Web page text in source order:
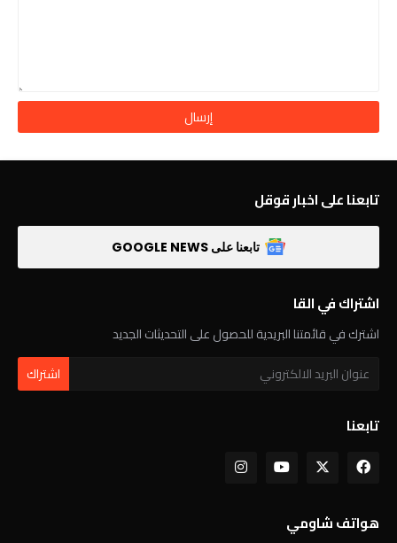
تابعنا على اخبار قوقل
تابعنا على GOOGLE NEWS
اشتراك في القا
اشترك في قائمتنا البريدية للحصول على التحديثات الجديد
تابعنا
هواتف شاومي